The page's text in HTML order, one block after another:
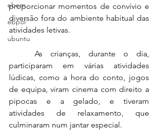
ebem
ebpol
ubuntu
proporcionar momentos de convívio e
diversão fora do ambiente habitual das
atividades letivas.
participaram em várias atividades
lúdicas, como a hora do conto, jogos
de equipa, viram cinema com direito a
pipocas e a gelado, e tiveram
atividades de relaxamento, que
culminaram num jantar especial.